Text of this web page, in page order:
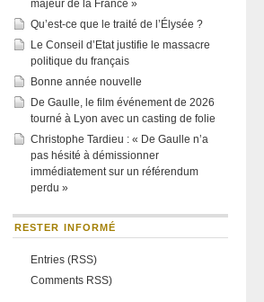
majeur de la France »
Qu’est-ce que le traité de l’Élysée ?
Le Conseil d’Etat justifie le massacre
politique du français
Bonne année nouvelle
De Gaulle, le film événement de 2026
tourné à Lyon avec un casting de folie
Christophe Tardieu : « De Gaulle n’a
pas hésité à démissionner
immédiatement sur un référendum
perdu »
RESTER INFORMÉ
Entries (RSS)
Comments RSS)